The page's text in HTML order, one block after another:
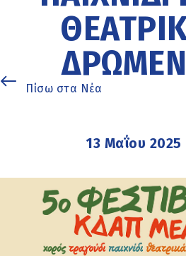
Πίσω στα Νέα
13 Μαΐου 2025